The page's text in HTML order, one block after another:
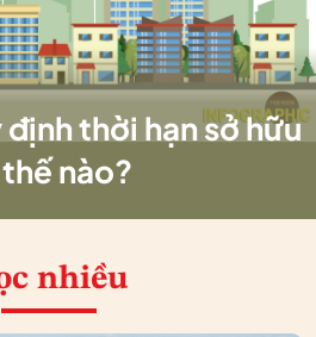
thời hạn sở hữu
nào?
nhiều